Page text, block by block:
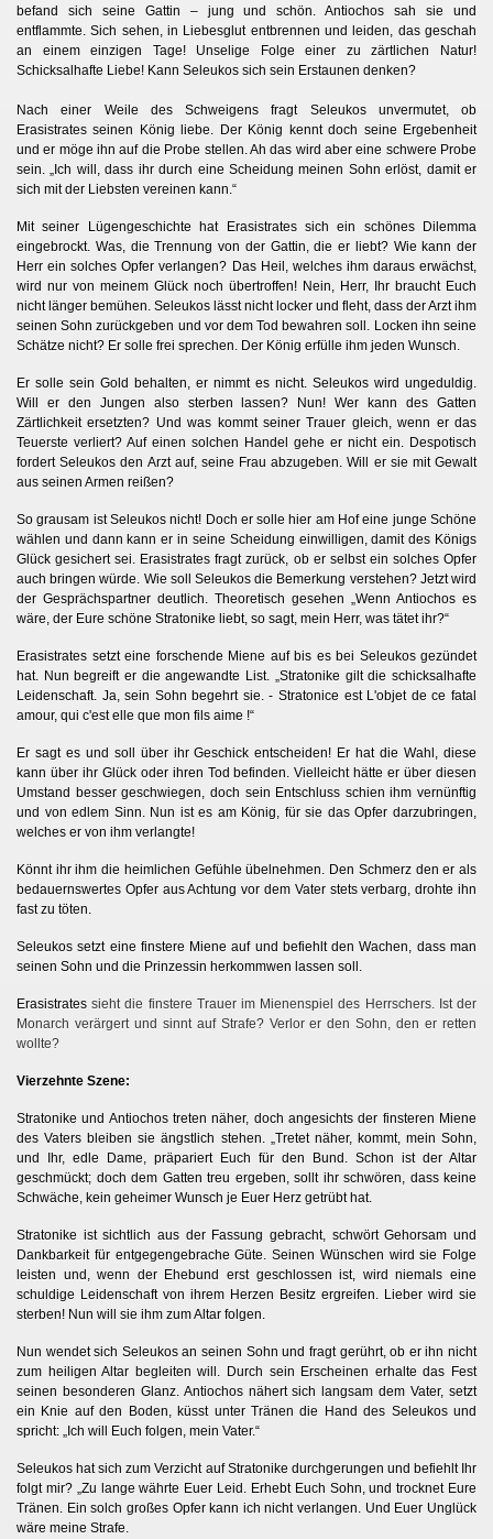
befand sich seine Gattin – jung und schön. Antiochos sah sie und
entflammte. Sich sehen, in Liebesglut entbrennen und leiden, das geschah
an einem einzigen Tage! Unselige Folge einer zu zärtlichen Natur!
Schicksalhafte Liebe! Kann Seleukos sich sein Erstaunen denken?
Nach einer Weile des Schweigens fragt Seleukos unvermutet, ob
Erasistrates seinen König liebe. Der König kennt doch seine Ergebenheit
und er möge ihn auf die Probe stellen. Ah das wird aber eine schwere Probe
sein. „Ich will, dass ihr durch eine Scheidung meinen Sohn erlöst, damit er
sich mit der Liebsten vereinen kann.“
Mit seiner Lügengeschichte hat Erasistrates sich ein schönes Dilemma
eingebrockt. Was, die Trennung von der Gattin, die er liebt? Wie kann der
Herr ein solches Opfer verlangen? Das Heil, welches ihm daraus erwächst,
wird nur von meinem Glück noch übertroffen! Nein, Herr, Ihr braucht Euch
nicht länger bemühen. Seleukos lässt nicht locker und fleht, dass der Arzt ihm
seinen Sohn zurückgeben und vor dem Tod bewahren soll. Locken ihn seine
Schätze nicht? Er solle frei sprechen. Der König erfülle ihm jeden Wunsch.
Er solle sein Gold behalten, er nimmt es nicht. Seleukos wird ungeduldig.
Will er den Jungen also sterben lassen? Nun! Wer kann des Gatten
Zärtlichkeit ersetzten? Und was kommt seiner Trauer gleich, wenn er das
Teuerste verliert? Auf einen solchen Handel gehe er nicht ein. Despotisch
fordert Seleukos den Arzt auf, seine Frau abzugeben. Will er sie mit Gewalt
aus seinen Armen reißen?
So grausam ist Seleukos nicht! Doch er solle hier am Hof eine junge Schöne
wählen und dann kann er in seine Scheidung einwilligen, damit des Königs
Glück gesichert sei. Erasistrates fragt zurück, ob er selbst ein solches Opfer
auch bringen würde. Wie soll Seleukos die Bemerkung verstehen? Jetzt wird
der Gesprächspartner deutlich. Theoretisch gesehen „Wenn Antiochos es
wäre, der Eure schöne Stratonike liebt, so sagt, mein Herr, was tätet ihr?“
Erasistrates setzt eine forschende Miene auf bis es bei Seleukos gezündet
hat. Nun begreift er die angewandte List. „Stratonike gilt die schicksalhafte
Leidenschaft. Ja, sein Sohn begehrt sie. - Stratonice est L'objet de ce fatal
amour, qui c'est elle que mon fils aime !“
Er sagt es und soll über ihr Geschick entscheiden! Er hat die Wahl, diese
kann über ihr Glück oder ihren Tod befinden. Vielleicht hätte er über diesen
Umstand besser geschwiegen, doch sein Entschluss schien ihm vernünftig
und von edlem Sinn. Nun ist es am König, für sie das Opfer darzubringen,
welches er von ihm verlangte!
Könnt ihr ihm die heimlichen Gefühle übelnehmen. Den Schmerz den er als
bedauernswertes Opfer aus Achtung vor dem Vater stets verbarg, drohte ihn
fast zu töten.
Seleukos setzt eine finstere Miene auf und befiehlt den Wachen, dass man
seinen Sohn und die Prinzessin herkommwen lassen soll.
Erasistrates sieht die finstere Trauer im Mienenspiel des Herrschers. Ist der
Monarch verärgert und sinnt auf Strafe? Verlor er den Sohn, den er retten
wollte?
Vierzehnte Szene:
Stratonike und Antiochos treten näher, doch angesichts der finsteren Miene
des Vaters bleiben sie ängstlich stehen. „Tretet näher, kommt, mein Sohn,
und Ihr, edle Dame, präpariert Euch für den Bund. Schon ist der Altar
geschmückt; doch dem Gatten treu ergeben, sollt ihr schwören, dass keine
Schwäche, kein geheimer Wunsch je Euer Herz getrübt hat.
Stratonike ist sichtlich aus der Fassung gebracht, schwört Gehorsam und
Dankbarkeit für entgegengebrache Güte. Seinen Wünschen wird sie Folge
leisten und, wenn der Ehebund erst geschlossen ist, wird niemals eine
schuldige Leidenschaft von ihrem Herzen Besitz ergreifen. Lieber wird sie
sterben! Nun will sie ihm zum Altar folgen.
Nun wendet sich Seleukos an seinen Sohn und fragt gerührt, ob er ihn nicht
zum heiligen Altar begleiten will. Durch sein Erscheinen erhalte das Fest
seinen besonderen Glanz. Antiochos nähert sich langsam dem Vater, setzt
ein Knie auf den Boden, küsst unter Tränen die Hand des Seleukos und
spricht: „Ich will Euch folgen, mein Vater.“
Seleukos hat sich zum Verzicht auf Stratonike durchgerungen und befiehlt Ihr
folgt mir? „Zu lange währte Euer Leid. Erhebt Euch Sohn, und trocknet Eure
Tränen. Ein solch großes Opfer kann ich nicht verlangen. Und Euer Unglück
wäre meine Strafe.